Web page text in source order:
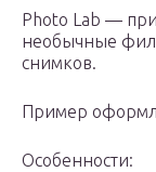
Photo Lab —
необычные
снимков.
Пример
Особенности: